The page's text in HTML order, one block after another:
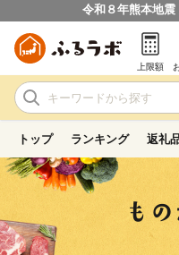
令和８年熊本地
上限額
トップ ランキング 返礼